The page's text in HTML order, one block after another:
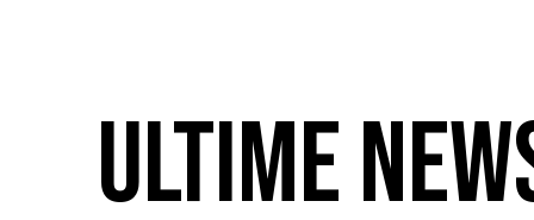
ULTIME